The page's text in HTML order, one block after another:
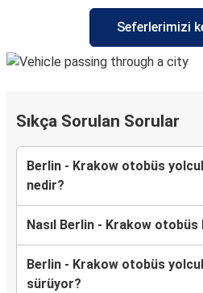
Seferlerimizi
Sıkça Sorulan Sorular
Berlin - Krakow otobüs
nedir?
Nasıl Berlin - Krakow
Berlin - Krakow otobüs
sürüyor?